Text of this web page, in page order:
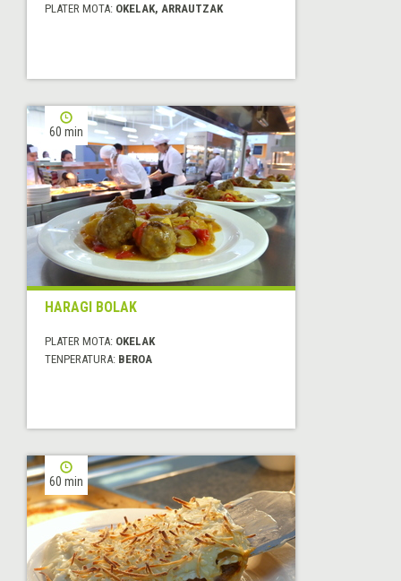
PLATER MOTA: OKELAK, ARRAUTZAK
60 min
HARAGI BOLAK
PLATER MOTA: OKELAK
TENPERATURA: BEROA
60 min